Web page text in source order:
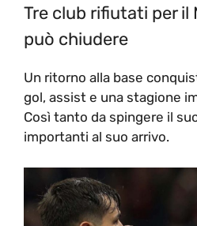
Tre club rifiutati per il
può chiudere
Un ritorno alla base
gol, assist e una stagione
Così tanto da spingere il
importanti al suo arrivo.